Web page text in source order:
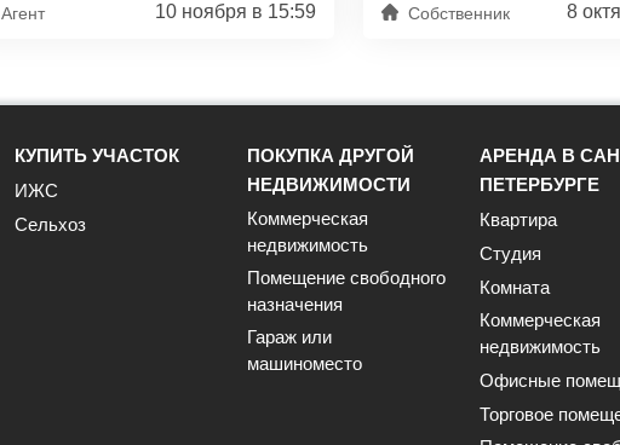
Агент 10 ноября в 15:59 Собственник 8
КУПИТЬ УЧАСТОК
ИЖС
Сельхоз
ПОКУПКА ДРУГОЙ
НЕДВИЖИМОСТИ
Коммерческая
недвижимость
Помещение свободного
назначения
Гараж или
машиноместо
АРЕНДА В
ПЕТЕРБУРГЕ
Квартира
Студия
Комната
Коммерческая
недвижимость
Офисные
Торговое